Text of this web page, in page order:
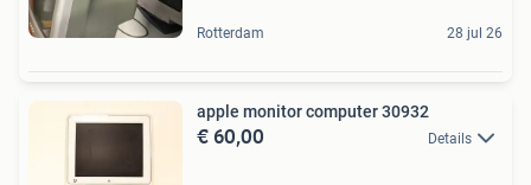
Rotterdam 28 jul 26
apple monitor computer 30932
€ 60,00 Details